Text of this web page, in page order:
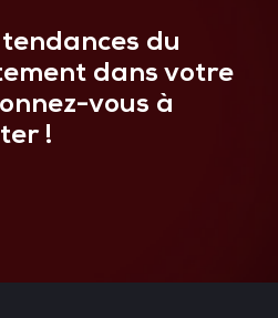
du
dans votre
vous à
!